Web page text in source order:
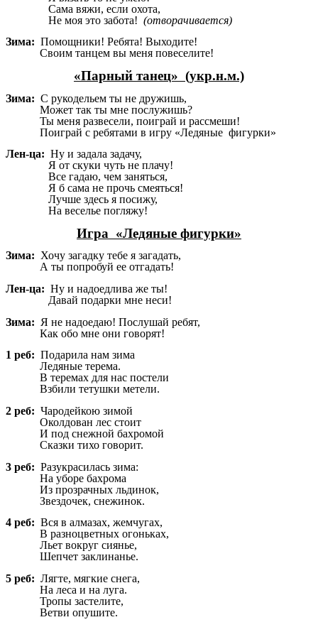
Сама вяжи, если охота,
Не моя это забота! (отворачивается)
Зима: Помощники! Ребята! Выходите!
Своим танцем вы меня повеселите!
«Парный танец» (укр.н.м.)
Зима: С рукодельем ты не дружишь,
Может так ты мне послужишь?
Ты меня развесели, поиграй и рассмеши!
Поиграй с ребятами в игру «Ледяные фигурки»
Лен-ца: Ну и задала задачу,
Я от скуки чуть не плачу!
Все гадаю, чем заняться,
Я б сама не прочь смеяться!
Лучше здесь я посижу,
На веселье погляжу!
Игра «Ледяные фигурки»
Зима: Хочу загадку тебе я загадать,
А ты попробуй ее отгадать!
Лен-ца: Ну и надоедлива же ты!
Давай подарки мне неси!
Зима: Я не надоедаю! Послушай ребят,
Как обо мне они говорят!
1 реб: Подарила нам зима
Ледяные терема.
В теремах для нас постели
Взбили тетушки метели.
2 реб: Чародейкою зимой
Околдован лес стоит
И под снежной бахромой
Сказки тихо говорит.
3 реб: Разукрасилась зима:
На уборе бахрома
Из прозрачных льдинок,
Звездочек, снежинок.
4 реб: Вся в алмазах, жемчугах,
В разноцветных огоньках,
Льет вокруг сиянье,
Шепчет заклинанье.
5 реб: Лягте, мягкие снега,
На леса и на луга.
Тропы застелите,
Ветви опушите.